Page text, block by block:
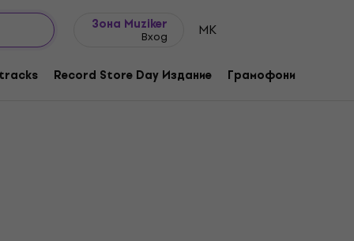
Зона Muziker
Вход MK
Record Store Day Издание Грамофони